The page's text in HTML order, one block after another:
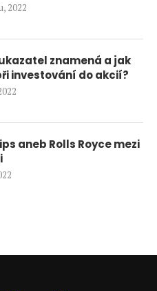
2022
ukazatel znamená a jak
investování do akcií?
aneb Rolls Royce mezi